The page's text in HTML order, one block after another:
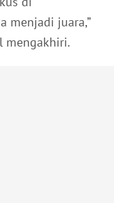
menjadi juara,”
mengakhiri.